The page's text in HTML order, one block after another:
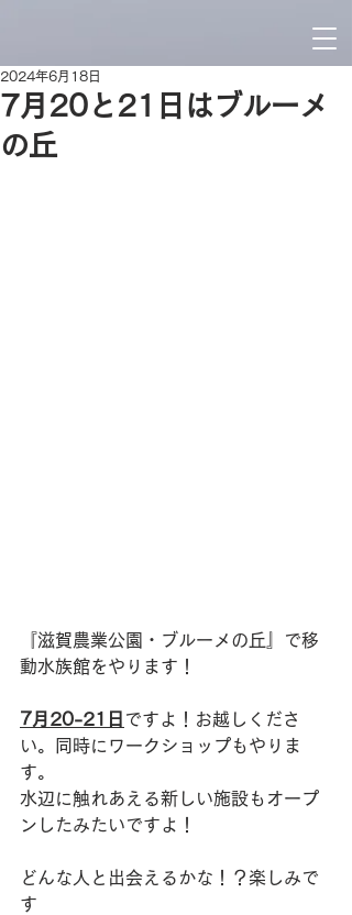
7月20と21日はブルーメ
の丘
2024年6月18日
『滋賀農業公園・ブルーメの丘』で移
動水族館をやります！
7月20-21日 ですよ！お越しくださ
い。同時にワークショップもやりま
す。
水辺に触れあえる新しい施設もオープ
ンしたみたいですよ！
どんな人と出会えるかな！？楽しみで
す